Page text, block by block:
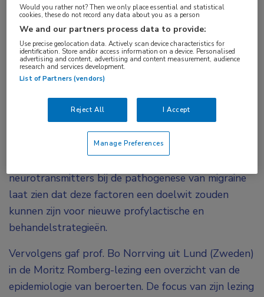
eindelijk plaatsvinden met live publiek. Tijdens
het Presidential Symposium zat het
hoofdauditorium dan ook vol. Topexperts in de
neurologie gaven lezingen over migraine,
beroerte en MS.
Prof. Michael Moskowitz uit Boston opende het
symposium met de Brain Prize Lecture. Hij besprak
de rol van de pathofysiologie van het
trigeminovasculaire systeem bij migraine. De
neurotransmitters bij de pathogenese van migraine
laat zien dat deze factoren een doelwit zouden
kunnen zijn voor nieuwe profylactische en
behandelstrategieën.
Vervolgens gaf prof. Bo Norrving uit Lund (Zweden)
in de Moritz Romberg-lezing een overzicht van de
epidemiologie van beroerten. De focus van zijn lezing
Would you rather not? Then we only place essential and statistical
cookies, these do not record any data about you as a person
We and our partners process data to provide:
Use precise geolocation data. Actively scan device characteristics for
identification. Store and/or access information on a device. Personalised
advertising and content, advertising and content measurement, audience
research and services development.
List of Partners (vendors)
Reject All I Accept
Manage Preferences